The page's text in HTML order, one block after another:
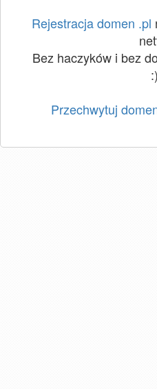
Rejestracja domen .pl
Bez haczyków i bez
:)
Przechwytuj